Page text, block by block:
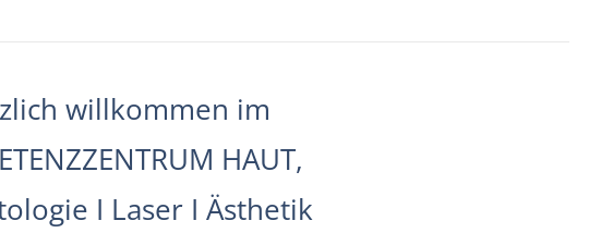
willkommen im
HAUT,
I Laser I Ästhetik